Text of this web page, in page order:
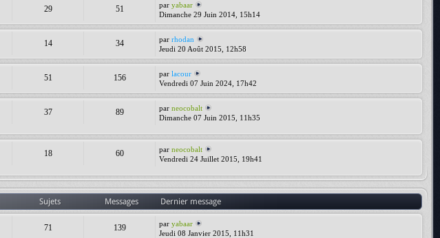
29 51 paryabaar
Dimanche 29 Juin 2014, 15h14
14 34 parrhodan
Jeudi 20 Août 2015, 12h58
51 156 parlacour
Vendredi 07 Juin 2024, 17h42
37 89 parneocobalt
Dimanche 07 Juin 2015, 11h35
18 60 parneocobalt
Vendredi 24 Juillet 2015, 19h41
Sujets Messages Dernier message
71 139 paryabaar
Jeudi 08 Janvier 2015, 11h31